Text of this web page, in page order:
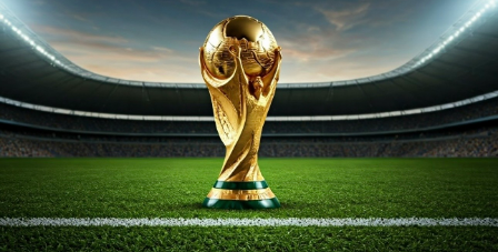
ЧМ-2026 стартует 11 июня матчем открытия на
стадионе «Ацтека» в Мехико (сборная Мексики —
сборная ЮАР), а завершится финалом 19 июля на
стадионе Metlife Stadium в американском городе
Ист-Ратерфорд.
ФУТБОЛ
ФИФА
ЧЕМПИОНАТ МИРА ПО ФУТБОЛУ